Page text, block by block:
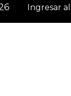
Ingresar